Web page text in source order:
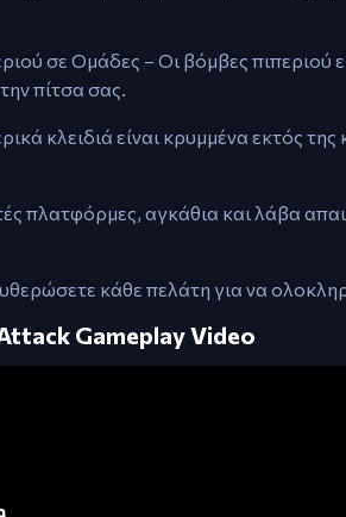
σε Ομάδες – Οι βόμβες πιπεριού
πίτσα σας.
κλειδιά είναι κρυμμένα εκτός
πλατφόρμες, αγκάθια και λάβα
κάθε πελάτη για να
Gameplay Video